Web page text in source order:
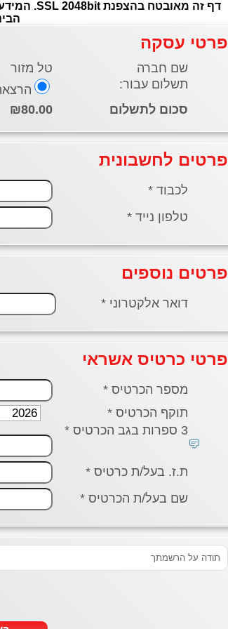
פרטי עסקה
טל מזור
₪80.00
פרטים לחשבונית
לכבוד *
טלפון נייד *
פרטים נוספים
דואר אלקטרוני *
פרטי כרטיס אשראי
מספר הכרטיס *
תוקף הכרטיס *
3 ספרות בגב הכרטיס *
ת.ז. בעל/ת כרטיס *
שם בעל/ת הכרטיס *
תודה על הרשמתך